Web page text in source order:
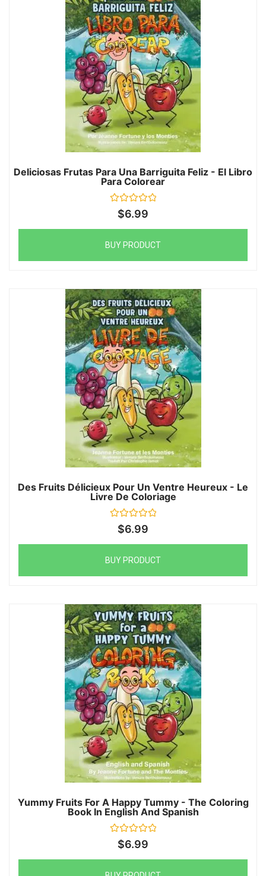
Deliciosas Frutas Para Una Barriguita Feliz - El Libro
Para Colorear
Rated
5
$6.99
BUY PRODUCT
Des Fruits Délicieux Pour Un Ventre Heureux - Le
Livre De Coloriage
Rated
5
$6.99
BUY PRODUCT
Yummy Fruits For A Happy Tummy - The Coloring
Book In English And Spanish
Rated
5
$6.99